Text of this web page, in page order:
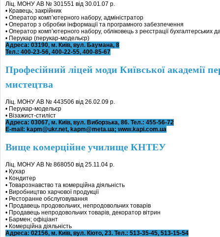
Ліц. МОНУ АВ № 301551 від 30.01.07 р.
• Кравець; закрійник
• Оператор комп’ютерного набору, адміністратор
• Оператор з обробки інформації та програмного забезпечення
• Оператор комп’ютерного набору, обліковець з реєстрації бухгалтерських
• Перукар (перукар-модельєр)
Адреса: 03190, м. Київ, вул. Баумана, 8
Тел.: 400-23-56, 400-22-55, 400-85-67
Професійний ліцей моди Київської академії
мистецтва
Ліц. МОНУ АВ № 443506 від 26.02.09 р.
• Перукар-модельєр
• Візажист-стиліст
Адреса: 03067, м. Київ, вул. Виборзька, 86. Тел.: 455-56-72
E-mail: kapm@ukr.net, kapm@meta.ua; www.kapi.com.ua
Вище комерційне училище КНТЕУ
Ліц. МОНУ АВ № 868050 від 25.11.04 р.
• Кухар
• Кондитер
• Товарознавство та комерційна діяльність
• Виробництво харчової продукції
• Ресторанне обслуговування
• Продавець продовольчих, непродовольчих товарів
• Продавець непродовольчих товарів, декоратор вітрин
• Бармен; офіціант
• Комерційна діяльність
Адреса: 02156, м. Київ, вул. Кіото, 23. Тел.: 513-35-45, 513-15-54